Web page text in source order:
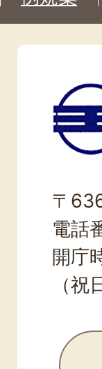
王
寺
町
〒
電話
開庁
（